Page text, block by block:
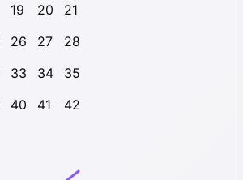
19 20
21
26 27
28
33 34
35
40 41
42